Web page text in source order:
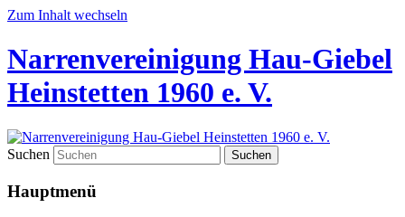
Zum Inhalt wechseln
Narrenvereinigung Hau-Giebel
Heinstetten 1960 e. V.
Suchen
Hauptmenü